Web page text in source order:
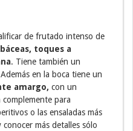
de frutado intenso de
toques a
. Tiene también un
en la boca tiene un
amargo, con un
complemente para
o las ensaladas más
más detalles sólo